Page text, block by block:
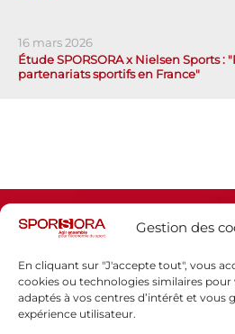
Gestion des
En cliquant sur "J'accepte tout", vous
cookies ou technologies similaires
adaptés à vos centres d’intérêt et vous
expérience utilisateur.
16 mars 2026
Étude SPORSORA x Nielsen Sports :
partenariats sportifs en France"
Espace